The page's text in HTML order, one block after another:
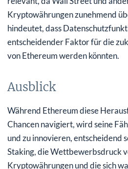
Kryptowährungen zunehmend
hindeutet, dass
entscheidender Faktor für die
von Ethereum werden könnten.
Ausblick
Während Ethereum diese
Chancen navigiert, wird seine
und zu innovieren, entscheidend
Staking, die Wettbewerbsdruck
Kryptowährungen und die sich